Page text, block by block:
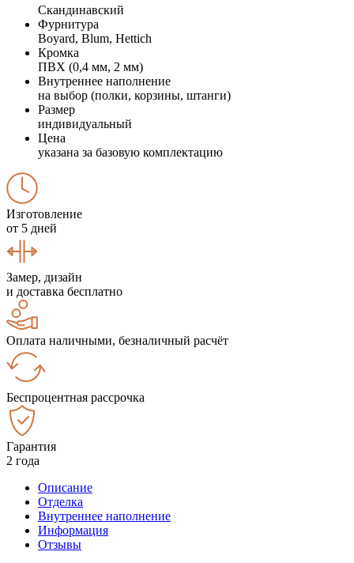
Скандинавский
Фурнитура
Boyard, Blum, Hettich
Кромка
ПВХ (0,4 мм, 2 мм)
Внутреннее наполнение
на выбор (полки, корзины, штанги)
Размер
индивидуальный
Цена
указана за базовую комплектацию
Изготовление
от 5 дней
Замер, дизайн
и доставка бесплатно
Оплата наличными, безналичный расчёт
Беспроцентная рассрочка
Гарантия
2 года
Описание
Отделка
Внутреннее наполнение
Информация
Отзывы